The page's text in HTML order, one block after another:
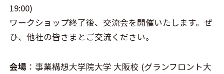
19:00)
ワークショップ終了後、交流会を開催いたします。ぜ
ひ、他社の皆さまとご交流ください。
会場 ：事業構想大学院大学 大阪校 (グランフロント大